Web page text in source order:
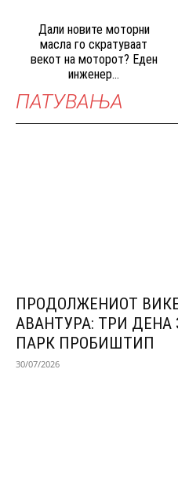
Дали новите моторни
масла го скратуваат
векот на моторот? Еден
инженер...
ПАТУВАЊА
ПРОДОЛЖЕНИОТ
АВАНТУРА: ТРИ ДЕНА
ПАРК ПРОБИШТИП
30/07/2026